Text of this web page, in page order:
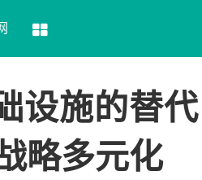
设施的替
略多元化